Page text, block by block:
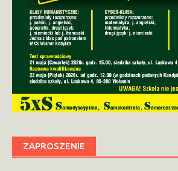
ZAPROSZENIE